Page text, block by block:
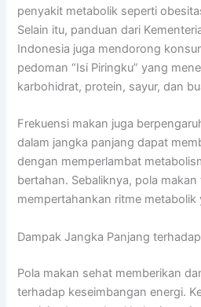
penyakit metabolik seperti
Selain itu, panduan dari
Indonesia juga mendorong
pedoman “Isi Piringku” yang
karbohidrat, protein, sayur, dan
Frekuensi makan juga
dalam jangka panjang dapat
dengan memperlambat
bertahan. Sebaliknya, pola
mempertahankan ritme metabolik
Dampak Jangka Panjang
Pola makan sehat memberikan
terhadap keseimbangan energi.